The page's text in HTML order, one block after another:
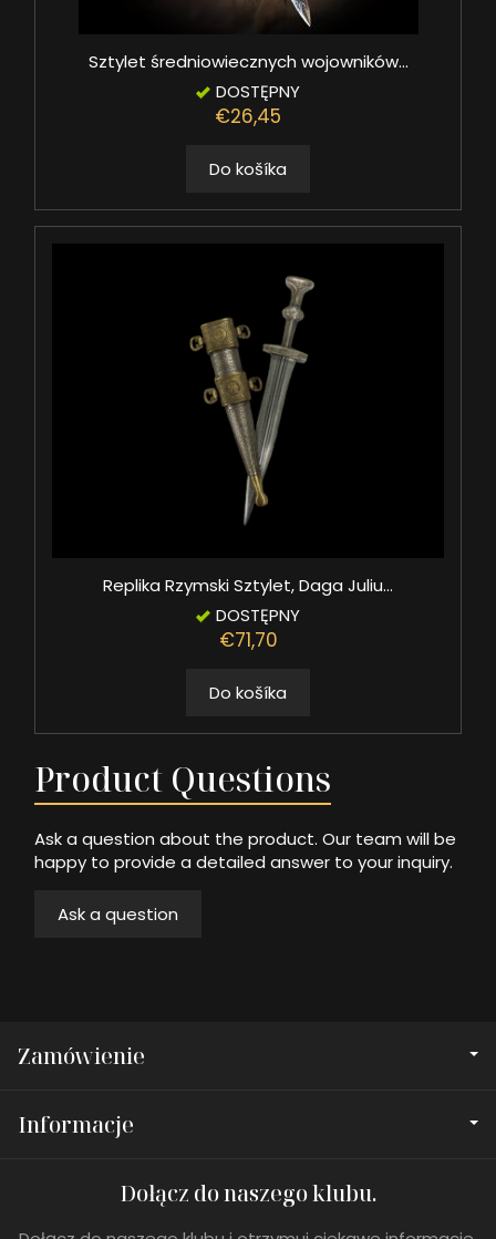
Sztylet średniowiecznych wojowników...
DOSTĘPNY
€26,45
Do košíka
Replika Rzymski Sztylet, Daga Juliu...
DOSTĘPNY
€71,70
Do košíka
Product Questions
Ask a question about the product. Our team will be
happy to provide a detailed answer to your inquiry.
Ask a question
Zamówienie
Informacje
Dołącz do naszego klubu.